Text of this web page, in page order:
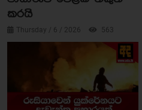
කරයි
Thursday / 6 / 2026 563